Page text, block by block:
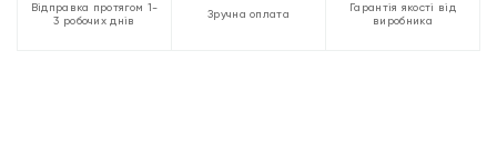
Відправка протягом 1-
3 робочих днів
Зручна оплата
Гарантія якості від
виробника